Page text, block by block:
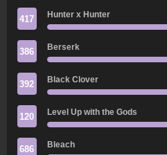
417 Hunter x Hunter
386 Berserk
392 Black Clover
120 Level Up with the Gods
686 Bleach